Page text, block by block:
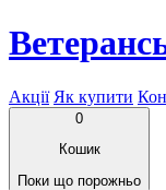
Акції Як купити
0
Кошик
Поки що порожньо